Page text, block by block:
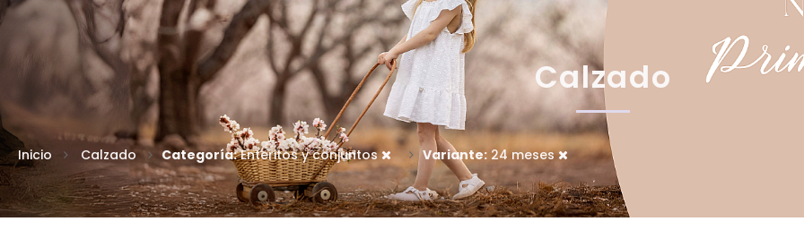
Calzado
Inicio Calzado Categoría:Enteritos y conjuntos Variante: 24 meses